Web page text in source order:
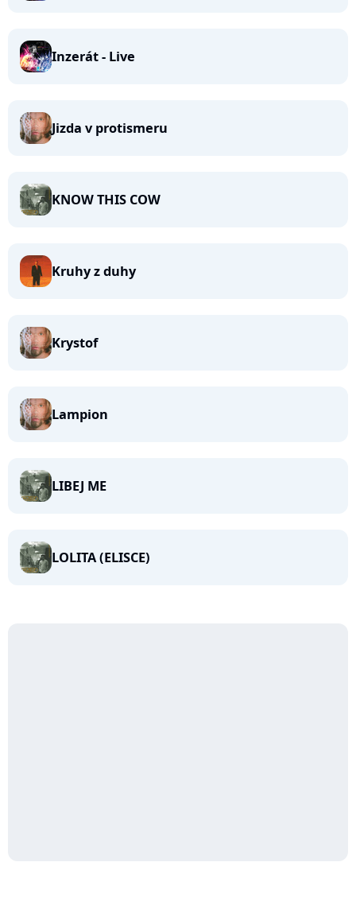
Inzerát - Live
Jizda v protismeru
KNOW THIS COW
Kruhy z duhy
Krystof
Lampion
LIBEJ ME
LOLITA (ELISCE)